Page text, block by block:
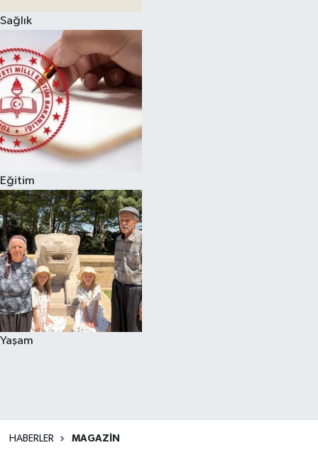
Sağlık
Eğitim
Yaşam
HABERLER MAGAZIN